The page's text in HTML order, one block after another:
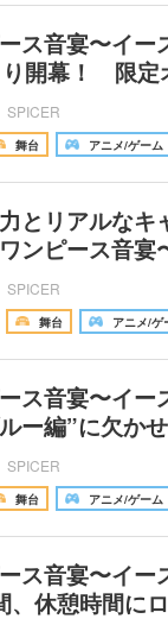
ース音宴〜イ
り開幕！ 限
SPICER
舞台 アニメ/ゲーム
とリアルなキ
ンピース音宴
SPICER
舞台 アニメ/ゲ
ース音宴〜イ
ー編”に欠か
SPICER
舞台 アニメ/ゲーム
ース音宴〜イ
、休憩時間に